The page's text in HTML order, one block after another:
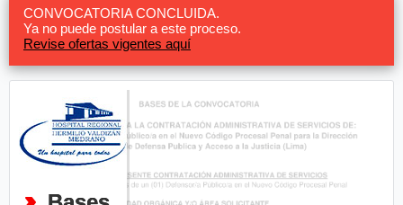
CONVOCATORIA CONCLUIDA.
Ya no puede postular a este proceso.
Revise ofertas vigentes aquí